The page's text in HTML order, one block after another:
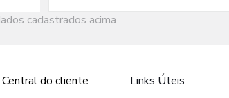
cadastrados acima
Central do cliente Links Úteis